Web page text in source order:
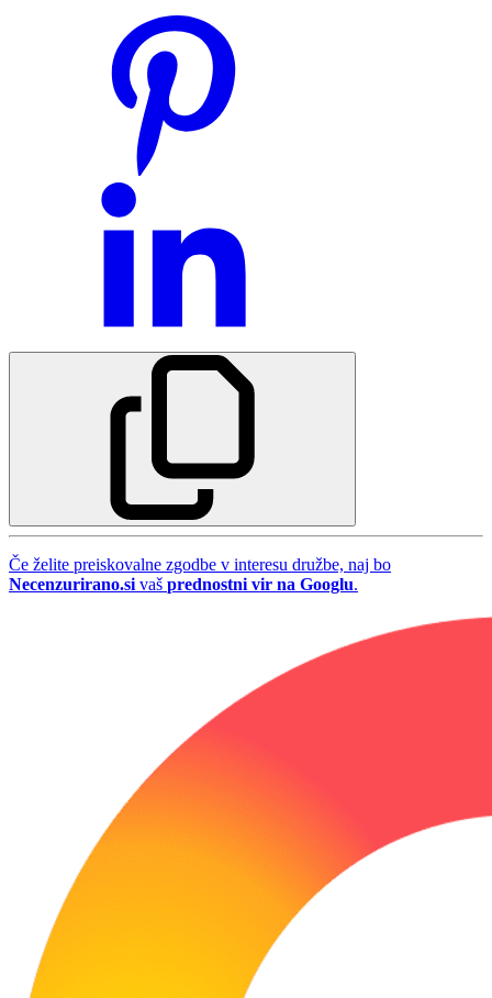
Če želite preiskovalne zgodbe v interesu družbe, naj bo
Necenzurirano.si vaš prednostni vir na Googlu.